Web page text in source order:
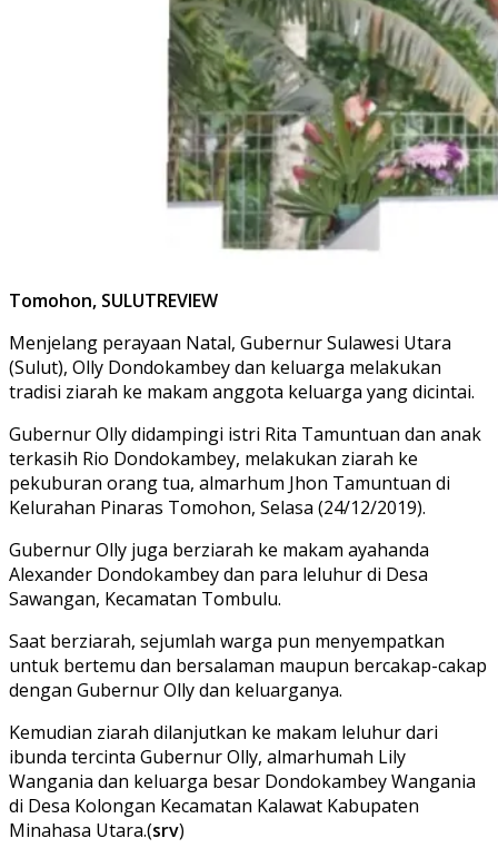
Tomohon, SULUTREVIEW
Menjelang perayaan Natal, Gubernur Sulawesi Utara
(Sulut), Olly Dondokambey dan keluarga melakukan
tradisi ziarah ke makam anggota keluarga yang dicintai.
Gubernur Olly didampingi istri Rita Tamuntuan dan anak
terkasih Rio Dondokambey, melakukan ziarah ke
pekuburan orang tua, almarhum Jhon Tamuntuan di
Kelurahan Pinaras Tomohon, Selasa (24/12/2019).
Gubernur Olly juga berziarah ke makam ayahanda
Alexander Dondokambey dan para leluhur di Desa
Sawangan, Kecamatan Tombulu.
Saat berziarah, sejumlah warga pun menyempatkan
untuk bertemu dan bersalaman maupun bercakap-cakap
dengan Gubernur Olly dan keluarganya.
Kemudian ziarah dilanjutkan ke makam leluhur dari
ibunda tercinta Gubernur Olly, almarhumah Lily
Wangania dan keluarga besar Dondokambey Wangania
di Desa Kolongan Kecamatan Kalawat Kabupaten
Minahasa Utara.(srv)